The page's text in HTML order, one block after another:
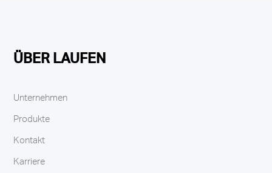
ÜBER LAUFEN
Unternehmen
Produkte
Kontakt
Karriere